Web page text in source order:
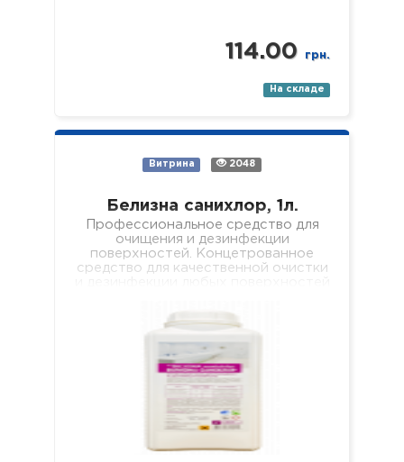
114.00 грн.
На складе
Витрина 2048
Белизна санихлор, 1л.
Профессиональное средство для
очищения и дезинфекции
поверхностей. Концетрованное
средство для качественной очистки
раковины, ванны, душевые поддоны
и т.п.). Средство…